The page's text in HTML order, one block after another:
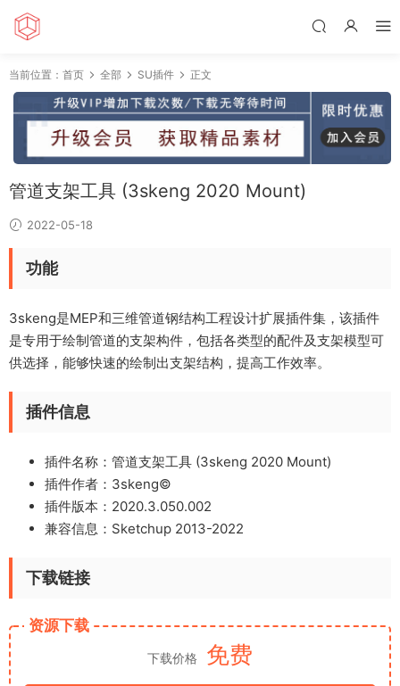
当前位置： 首页 全部 SU插件 正文
管道支架工具 (3skeng 2020 Mount)
2022-05-18
功能
3skeng是MEP和三维管道钢结构工程设计扩展插件集，该插件
是专用于绘制管道的支架构件，包括各类型的配件及支架模型可
供选择，能够快速的绘制出支架结构，提高工作效率。
插件信息
插件名称：管道支架工具 (3skeng 2020 Mount)
插件作者：3skeng©
插件版本：2020.3.050.002
兼容信息：Sketchup 2013-2022
下载链接
资源下载
下载价格 免费